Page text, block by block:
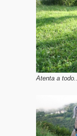
Atenta a todo...